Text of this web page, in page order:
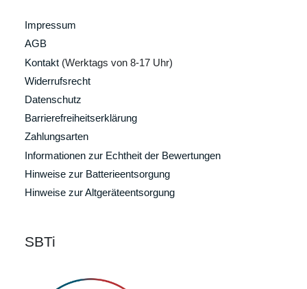
Impressum
AGB
Kontakt (Werktags von 8-17 Uhr)
Widerrufsrecht
Datenschutz
Barrierefreiheitserklärung
Zahlungsarten
Informationen zur Echtheit der Bewertungen
Hinweise zur Batterieentsorgung
Hinweise zur Altgeräteentsorgung
SBTi